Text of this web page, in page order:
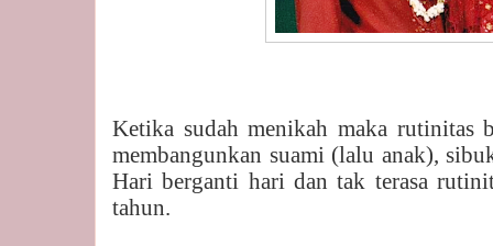
Ketika sudah menikah maka rutinitas
membangunkan suami (lalu anak),
Hari berganti hari dan tak terasa
tahun.